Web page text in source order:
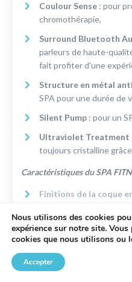
Coulour Sense : pour
chromothérapie,
Surround Bluetooth
parleurs de haute-
fait profiter d'une
Structure en métal
SPA pour une durée de
Silent Pump : pour un
Ultraviolet Treatment
toujours cristalline
Caractéristiques du SPA
Finitions de la coque
Nous utilisons des cookies
expérience sur notre site.
cookies que nous utilisons ou
Accepter